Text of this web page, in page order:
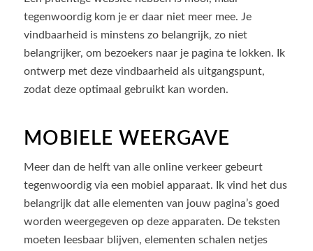
tegenwoordig kom je er daar niet meer mee. Je
vindbaarheid is minstens zo belangrijk, zo niet
belangrijker, om bezoekers naar je pagina te lokken. Ik
ontwerp met deze vindbaarheid als uitgangspunt,
zodat deze optimaal gebruikt kan worden.
MOBIELE WEERGAVE
Meer dan de helft van alle online verkeer gebeurt
tegenwoordig via een mobiel apparaat. Ik vind het dus
belangrijk dat alle elementen van jouw pagina’s goed
worden weergegeven op deze apparaten. De teksten
moeten leesbaar blijven, elementen schalen netjes